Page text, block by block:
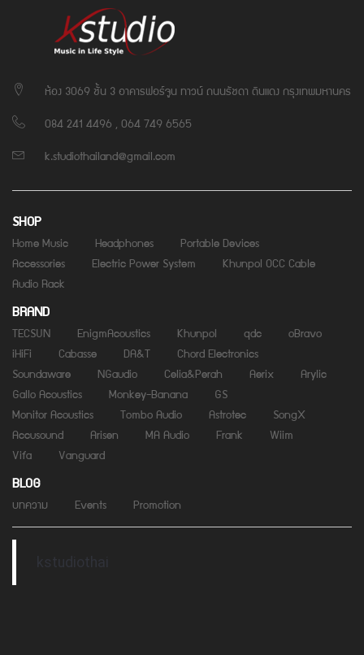
ห้อง 3069 ชั้น 3 อาคารฟอร์จูน ทาวน์ ถนนรัชดา ดินแดง กรุงเทพมหานคร
084 241 4496 , 064 749 6565
k.studiothailand@gmail.com
SHOP
Home Music Headphones
Portable Devices
Accessories
Electric Power System
Khunpol OCC Cable
Audio Rack
BRAND
TECSUN EnigmAcoustics Khunpol qdc
oBravo
iHiFi
Cabasse DA&T
Chord Electronics
Soundaware
NGaudio Celia&Perah Aerix
Arylic
Gallo Acoustics
Monkey-Banana
GS
Monitor Acoustics
Tombo Audio Astrotec
SongX
Accusound
Arisen MA Audio Frank
Wiim
Vifa
Vanguard
BLOG
บทความ Events Promotion
kstudiothai